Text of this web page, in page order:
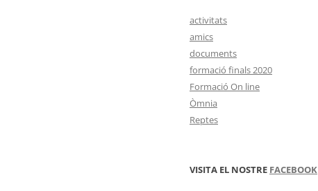
activitats
amics
documents
formació finals 2020
Formació On line
Òmnia
Reptes
VISITA EL NOSTRE FACEBOOK